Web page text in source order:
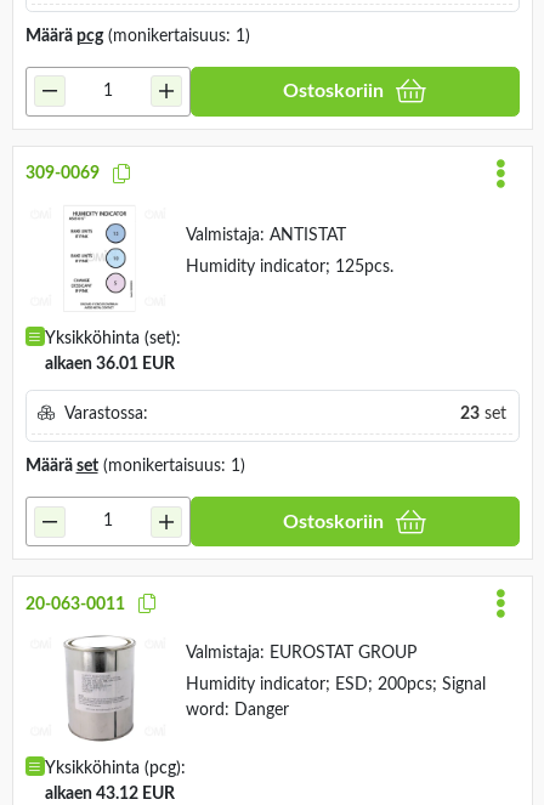
Määrä pcg(monikertaisuus: 1)
Ostoskoriin
309-0069
Valmistaja: ANTISTAT
Humidity indicator; 125pcs.
Yksikköhinta (set):
alkaen 36.01 EUR
Varastossa: 23set
Määrä set(monikertaisuus: 1)
Ostoskoriin
20-063-0011
Valmistaja: EUROSTAT GROUP
Humidity indicator; ESD; 200pcs; Signal
word: Danger
Yksikköhinta (pcg):
alkaen 43.12 EUR